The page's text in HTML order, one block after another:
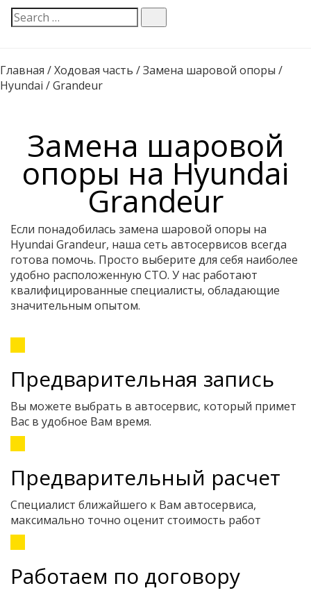
Главная /Ходовая часть /Замена шаровой опоры /
Hyundai /Grandeur
Замена шаровой
опоры на Hyundai
Grandeur
Если понадобилась замена шаровой опоры на
Hyundai Grandeur, наша сеть автосервисов всегда
готова помочь. Просто выберите для себя наиболее
удобно расположенную СТО. У нас работают
квалифицированные специалисты, обладающие
значительным опытом.
Предварительная запись
Вы можете выбрать в автосервис, который примет
Вас в удобное Вам время.
Предварительный расчет
Специалист ближайшего к Вам автосервиса,
максимально точно оценит стоимость работ
Работаем по договору